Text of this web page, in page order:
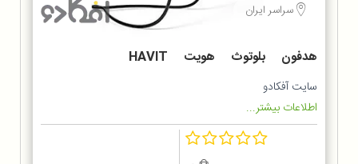
سراسر ایران
هدفون بلوتوث هویت HAVIT
H989BT
سایت آفکادو
اطلاعات بیشتر...